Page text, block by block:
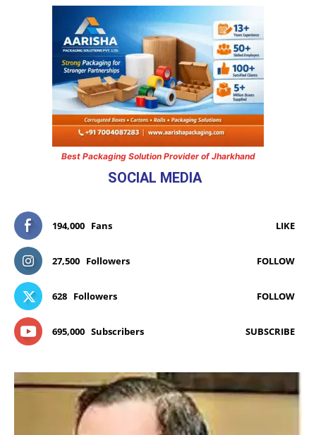
Best Packaging Solution Provider of Jharkhand
SOCIAL MEDIA
194,000 Fans LIKE
27,500 Followers FOLLOW
628 Followers FOLLOW
695,000 Subscribers SUBSCRIBE